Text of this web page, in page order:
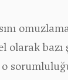
olarak bazı